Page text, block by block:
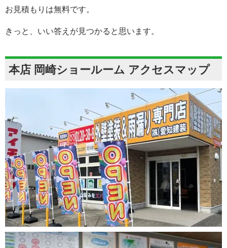
お見積もりは無料です。
きっと、いい答えが見つかると思います。
本店 岡崎ショールーム アクセスマップ